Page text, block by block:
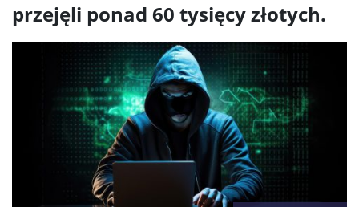
przejęli ponad 60 tysięcy złotych.